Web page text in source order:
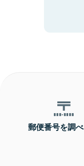
郵便番号を調